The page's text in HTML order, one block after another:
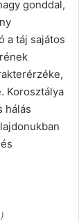
gonddal,
a táj sajátos
Korosztálya
hálás